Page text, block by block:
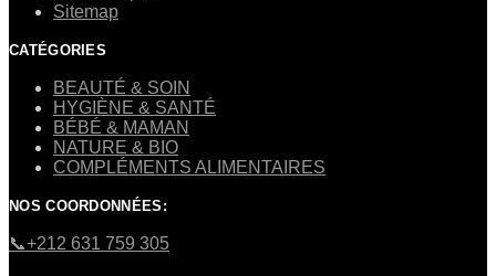
Sitemap
CATÉGORIES
BEAUTÉ & SOIN
HYGIÈNE & SANTÉ
BÉBÉ & MAMAN
NATURE & BIO
COMPLÉMENTS ALIMENTAIRES
NOS COORDONNÉES:
​📞+212 631 759 305